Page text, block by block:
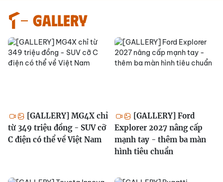
GALLERY
[GALLERY] MG4X chỉ
từ 349 triệu đồng - SUV cỡ
C điện có thể về Việt Nam
[GALLERY] Ford
Explorer 2027 nâng cấp
mạnh tay - thêm ba màn
hình tiêu chuẩn